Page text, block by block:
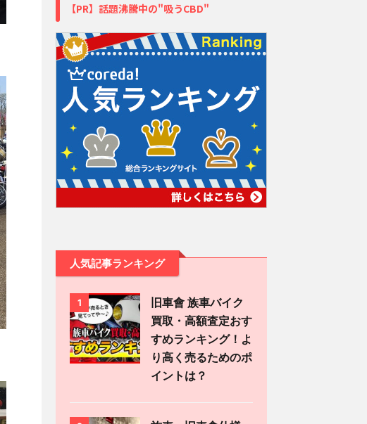
【PR】話題沸騰中の"吸うCBD"
人気記事ランキング
1
旧車會 族車バイク
買取・高額査定おす
すめランキング！よ
り高く売るためのポ
イントは？